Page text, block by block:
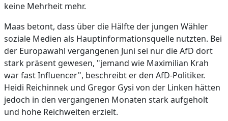
keine Mehrheit mehr.
Maas betont, dass über die Hälfte der jungen Wähler
soziale Medien als Hauptinformationsquelle nutzten. Bei
der Europawahl vergangenen Juni sei nur die AfD dort
stark präsent gewesen, "jemand wie Maximilian Krah
war fast Influencer", beschreibt er den AfD-Politiker.
Heidi Reichinnek und Gregor Gysi von der Linken hätten
jedoch in den vergangenen Monaten stark aufgeholt
und hohe Reichweiten erzielt.